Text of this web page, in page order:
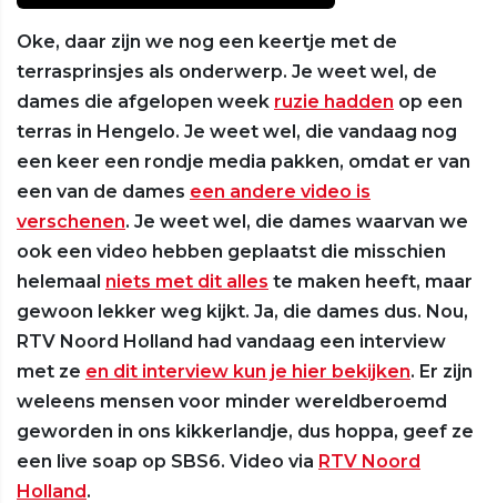
Oke, daar zijn we nog een keertje met de
terrasprinsjes als onderwerp. Je weet wel, de
dames die afgelopen week ruzie hadden op een
terras in Hengelo. Je weet wel, die vandaag nog
een keer een rondje media pakken, omdat er van
een van de dames een andere video is
verschenen. Je weet wel, die dames waarvan we
ook een video hebben geplaatst die misschien
helemaal niets met dit alles te maken heeft, maar
gewoon lekker weg kijkt. Ja, die dames dus. Nou,
RTV Noord Holland had vandaag een interview
met ze en dit interview kun je hier bekijken. Er zijn
weleens mensen voor minder wereldberoemd
geworden in ons kikkerlandje, dus hoppa, geef ze
een live soap op SBS6. Video via RTV Noord
Holland.